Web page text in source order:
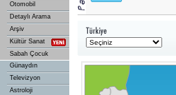
Otomobil
Detaylı Arama
Arşiv
Kültür Sanat
Sabah Çocuk
Günaydın
Televizyon
Astroloji